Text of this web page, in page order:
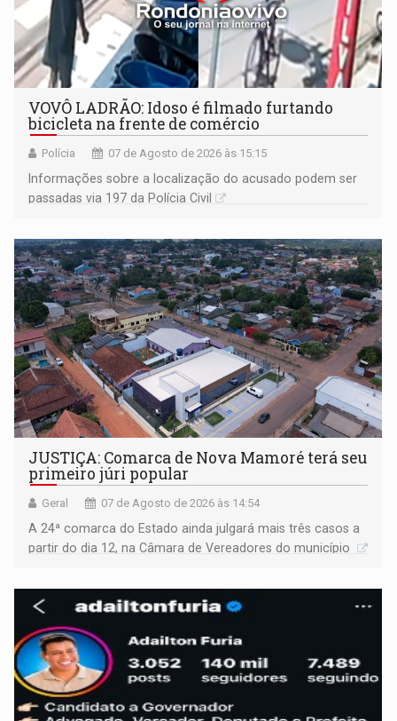
VOVÔ LADRÃO: Idoso é filmado furtando
bicicleta na frente de comércio
Polícia 07 de Agosto de 2026 às 15:15
Informações sobre a localização do acusado podem ser
passadas via 197 da Polícia Civil
JUSTIÇA: Comarca de Nova Mamoré terá seu
primeiro júri popular
Geral 07 de Agosto de 2026 às 14:54
A 24ª comarca do Estado ainda julgará mais três casos a
partir do dia 12, na Câmara de Vereadores do município